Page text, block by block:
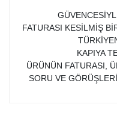
FATURASI KESİLMİŞ
KAPIYA
ÜRÜNÜN FATURASI,
SORU VE